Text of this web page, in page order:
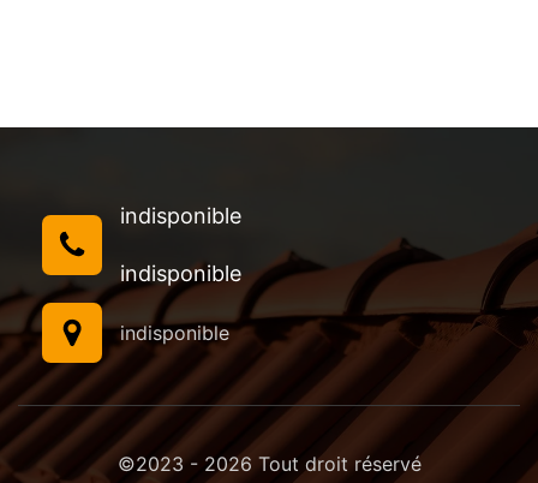
indisponible
indisponible
indisponible
©2023 - 2026 Tout droit réservé